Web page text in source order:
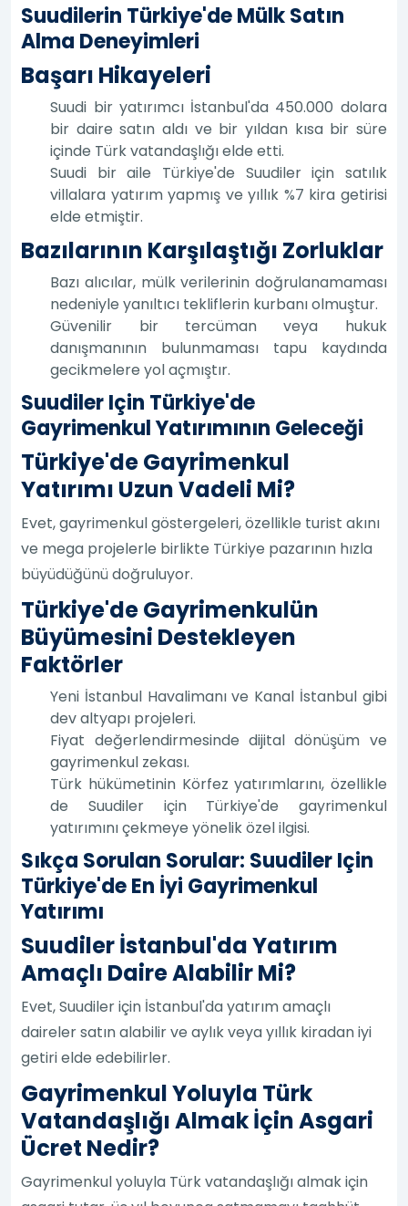
Suudilerin Türkiye'de Mülk Satın
Alma Deneyimleri
Başarı Hikayeleri
Suudi bir yatırımcı İstanbul'da 450.000 dolara
bir daire satın aldı ve bir yıldan kısa bir süre
içinde Türk vatandaşlığı elde etti.
Suudi bir aile Türkiye'de Suudiler için satılık
villalara yatırım yapmış ve yıllık %7 kira getirisi
elde etmiştir.
Bazılarının Karşılaştığı Zorluklar
Bazı alıcılar, mülk verilerinin doğrulanamaması
nedeniyle yanıltıcı tekliflerin kurbanı olmuştur.
Güvenilir bir tercüman veya hukuk
danışmanının bulunmaması tapu kaydında
gecikmelere yol açmıştır.
Suudiler Için Türkiye'de
Gayrimenkul Yatırımının Geleceği
Türkiye'de Gayrimenkul
Yatırımı Uzun Vadeli Mi?
Evet, gayrimenkul göstergeleri, özellikle turist akını
ve mega projelerle birlikte Türkiye pazarının hızla
büyüdüğünü doğruluyor.
Türkiye'de Gayrimenkulün
Büyümesini Destekleyen
Faktörler
Yeni İstanbul Havalimanı ve Kanal İstanbul gibi
dev altyapı projeleri.
Fiyat değerlendirmesinde dijital dönüşüm ve
gayrimenkul zekası.
Türk hükümetinin Körfez yatırımlarını, özellikle
de Suudiler için Türkiye'de gayrimenkul
yatırımını çekmeye yönelik özel ilgisi.
Sıkça Sorulan Sorular: Suudiler Için
Türkiye'de En İyi Gayrimenkul
Yatırımı
Suudiler İstanbul'da Yatırım
Amaçlı Daire Alabilir Mi?
Evet, Suudiler için İstanbul'da yatırım amaçlı
daireler satın alabilir ve aylık veya yıllık kiradan iyi
getiri elde edebilirler.
Gayrimenkul Yoluyla Türk
Vatandaşlığı Almak İçin Asgari
Ücret Nedir?
Gayrimenkul yoluyla Türk vatandaşlığı almak için